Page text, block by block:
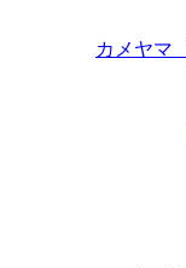
カメヤ